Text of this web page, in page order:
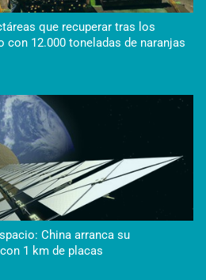
que recuperar tras los
con 12.000 toneladas de naranjas
China arranca su
1 km de placas